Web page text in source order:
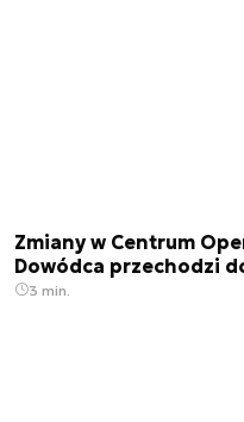
Zmiany w Centrum
Dowódca przechodzi
3 min.